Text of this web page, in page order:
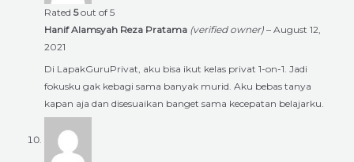
Rated 5out of 5
Hanif Alamsyah Reza Pratama (verified owner) – August 12,
2021
Di LapakGuruPrivat, aku bisa ikut kelas privat 1-on-1. Jadi
fokusku gak kebagi sama banyak murid. Aku bebas tanya
kapan aja dan disesuaikan banget sama kecepatan belajarku.